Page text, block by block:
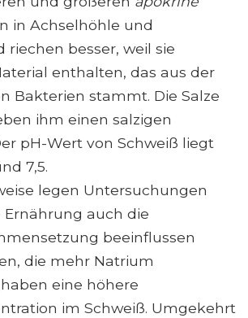
in Achselhöhle und
riechen besser, weil sie
enthalten, das aus der
Bakterien stammt. Die Salze
ihm einen salzigen
pH-Wert von Schweiß liegt
7,5.
legen Untersuchungen
Ernährung auch die
beeinflussen
die mehr Natrium
eine höhere
im Schweiß. Umgekehrt